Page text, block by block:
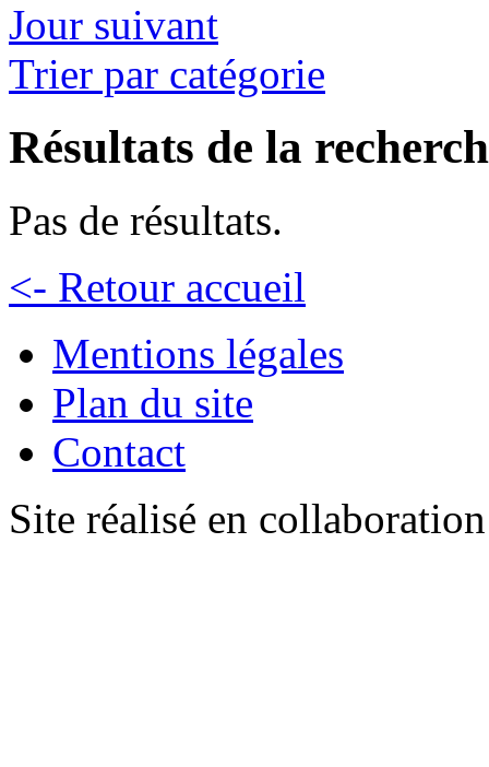
Jour suivant
Trier par catégorie
Résultats de la
Pas de résultats.
<- Retour accueil
Mentions légales
Plan du site
Contact
Site réalisé en